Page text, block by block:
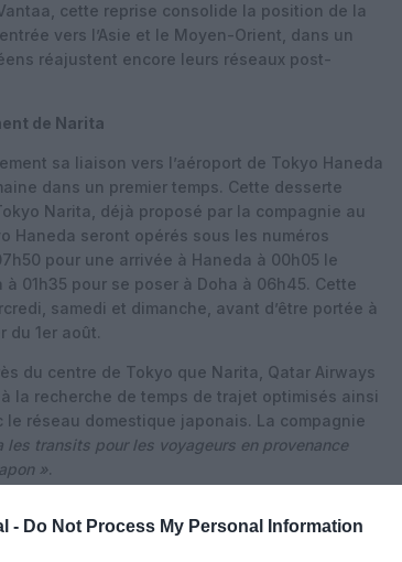
- Do Not Process My Personal Information
cette reprise consolide la position de la
vers l’Asie et le Moyen-Orient, dans un
réajustent encore leurs réseaux post-
de Narita
sa liaison vers l’aéroport de Tokyo Haneda
dans un premier temps. Cette desserte
Narita, déjà proposé par la compagnie au
Haneda seront opérés sous les numéros
pour une arrivée à Haneda à 00h05 le
01h35 pour se poser à Doha à 06h45. Cette
samedi et dimanche, avant d’être portée à
du 1er août.
du centre de Tokyo que Narita, Qatar Airways
la recherche de temps de trajet optimisés ainsi
réseau domestique japonais. La compagnie
les transits pour les voyageurs en provenance
».
Haneda, Qatar Airways annonce qu’elle